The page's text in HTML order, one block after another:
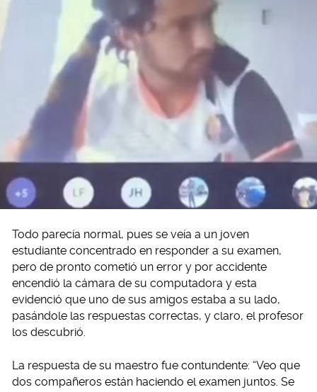
Todo parecía normal, pues se veía a un joven
estudiante concentrado en responder a su examen,
pero de pronto cometió un error y por accidente
encendió la cámara de su computadora y esta
evidenció que uno de sus amigos estaba a su lado,
pasándole las respuestas correctas, y claro, el profesor
los descubrió.
La respuesta de su maestro fue contundente: “Veo que
dos compañeros están haciendo el examen juntos. Se